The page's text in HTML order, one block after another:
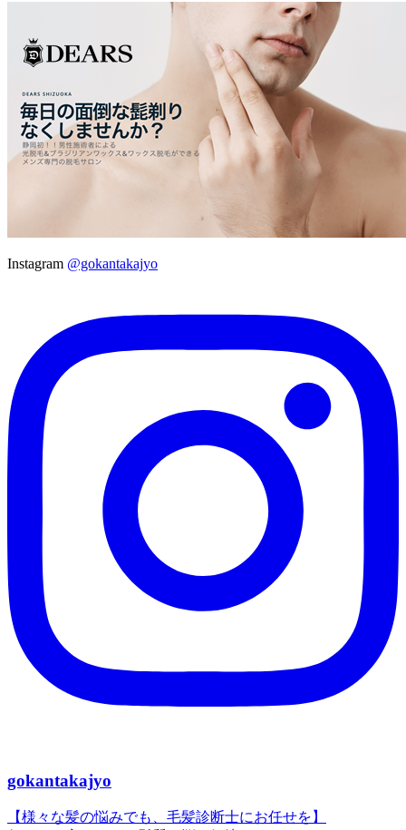
Instagram @gokantakajyo
gokantakajyo
【様々な髪の悩みでも、毛髪診断士にお任せを】